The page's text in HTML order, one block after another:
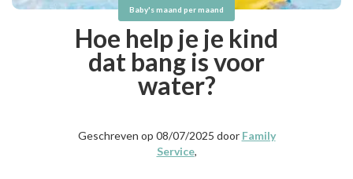
Baby's maand per maand
Hoe help je je kind
dat bang is voor
water?
Geschreven op 08/07/2025 door Family
Service,